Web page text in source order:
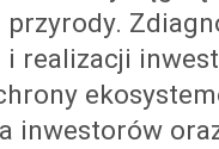
przyrody.
i realizacji
inwestorów